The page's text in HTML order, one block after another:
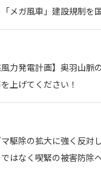
メガ風車」建設規制を
風力発電計画】奥羽山脈
上げてください！
駆除の拡大に強く反対
はなく喫緊の被害防除